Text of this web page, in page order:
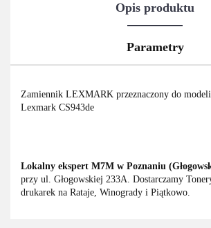
Opis produktu
Parametry
Zamiennik LEXMARK przeznaczony do
Lexmark CS943de
Lokalny ekspert M7M w Poznaniu
przy ul. Głogowskiej 233A. Dostarczamy
drukarek na Rataje, Winogrady i Piątkowo.